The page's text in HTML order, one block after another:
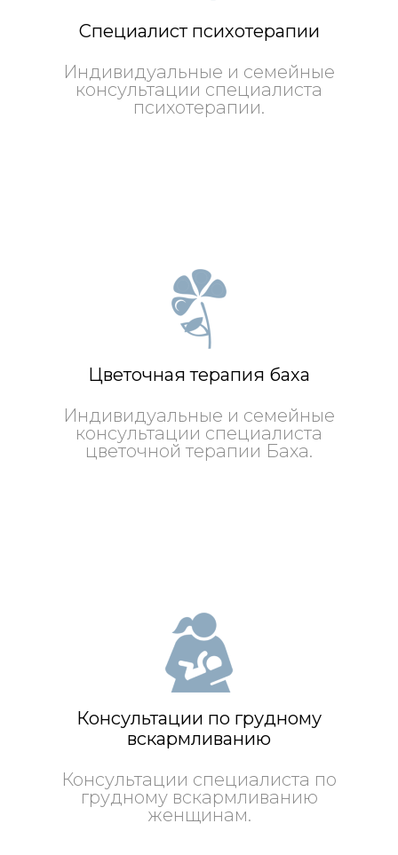
Специалист психотерапии
Индивидуальные и семейные
консультации специалиста
психотерапии.
Цветочная терапия баха
Индивидуальные и семейные
консультации специалиста
цветочной терапии Баха.
Консультации по грудному
вскармливанию
Консультации специалиста по
грудному вскармливанию
женщинам.